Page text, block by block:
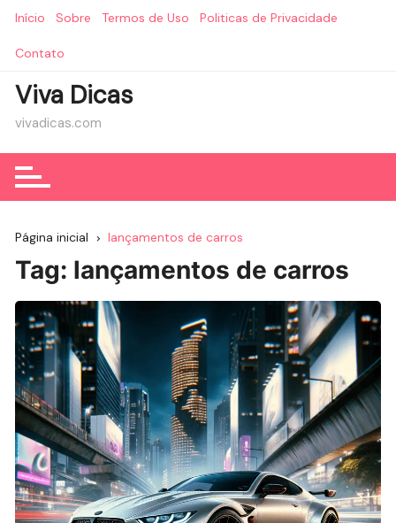
Início Sobre Termos de Uso Politicas de Privacidade
Contato
Viva Dicas
vivadicas.com
Página inicial lançamentos de carros
Tag: lançamentos de carros